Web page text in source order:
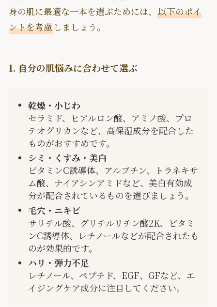
身の肌に最適な一本を選ぶためには、 以下のポイ
ントを考慮しましょう。
1. 自分の肌悩みに合わせて選ぶ
乾燥・小じわ
セラミド、ヒアルロン酸、アミノ酸、プロ
テオグリカンなど、高保湿成分を配合した
ものがおすすめです。
シミ・くすみ・美白
ビタミンC誘導体、アルブチン、トラネキサ
ム酸、ナイアシンアミドなど、美白有効成
分が配合されているものを選びましょう。
毛穴・ニキビ
サリチル酸、グリチルリチン酸2K、ビタミ
ンC誘導体、レチノールなどが配合されたも
のが効果的です。
ハリ・弾力不足
レチノール、ペプチド、EGF、GFなど、エ
イジングケア成分に注目してください。